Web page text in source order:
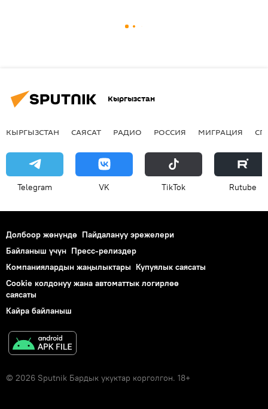
Кыргызстан
КЫРГЫЗСТАН САЯСАТ РАДИО РОССИЯ МИГРАЦИЯ
Telegram VK ТikТоk Rutube
Долбоор жөнүндө Пайдалануу эрежелери
Байланыш үчүн Пресс-релиздер
Компаниялардын жаңылыктары Купуялык саясаты
Cookie колдонуу жана автоматтык логирлөө
саясаты
Кайра байланыш
© 2026 Sputnik Бардык укуктар корголгон. 18+